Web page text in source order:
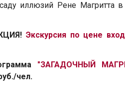
иллюзий Рене Магритта в
Экскурсия по цене
"ЗАГАДОЧНЫЙ
чел.